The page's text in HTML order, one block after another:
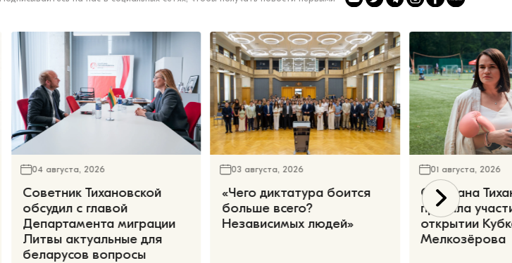
04 августа, 2026
Советник Тихановской
обсудил с главой
Департамента миграции
Литвы актуальные для
беларусов вопросы
03 августа, 2026
«Чего диктатура боится
больше всего?
Независимых людей»
01 августа, 2026
Светлана
приняла
открытии
Мелкозёрова